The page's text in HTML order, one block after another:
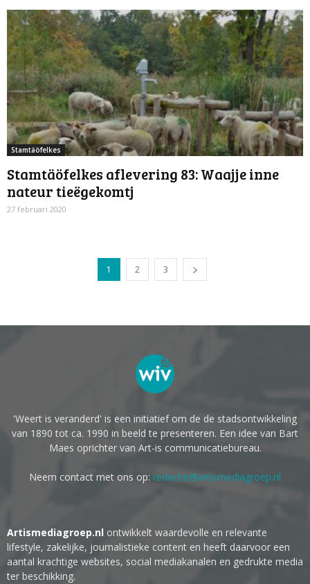
Stamtäöfelkes
Stamtäöfelkes aflevering 83: Waajje inne
nateur tieëgekomtj
27 februari 2020
1 2 3
'Weert is veranderd' is een initiatief om de de stadsontwikkeling
van 1890 tot ca. 1990 in beeld te presenteren. Een idee van Bart
Maes oprichter van Art-is communicatiebureau.
Neem contact met ons op: redactie@artismediagroep.nl
Artismediagroep.nl ontwikkelt waardevolle en relevante
lifestyle, zakelijke, journalistieke content en heeft daarvoor een
aantal krachtige websites, social mediakanalen en gedrukte media
ter beschikking.